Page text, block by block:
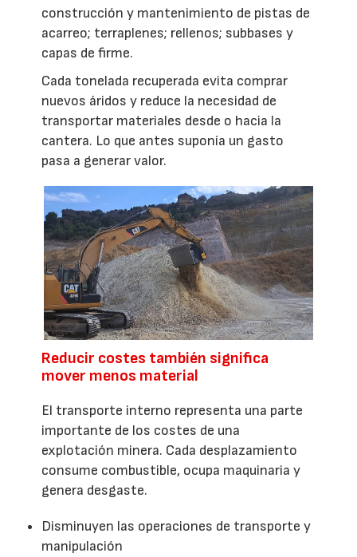
construcción y mantenimiento de pistas de
acarreo; terraplenes; rellenos; subbases y
capas de firme.
Cada tonelada recuperada evita comprar
nuevos áridos y reduce la necesidad de
transportar materiales desde o hacia la
cantera. Lo que antes suponía un gasto
pasa a generar valor.
Reducir costes también significa
mover menos material
El transporte interno representa una parte
importante de los costes de una
explotación minera. Cada desplazamiento
consume combustible, ocupa maquinaria y
genera desgaste.
Disminuyen las operaciones de transporte y
manipulación